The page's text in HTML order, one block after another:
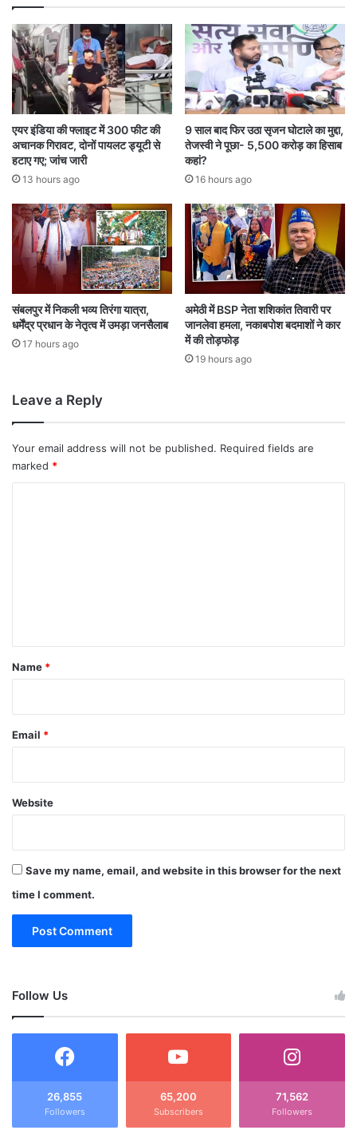
5
क्रू
में
ब
र
की
त
श
जा
री
र
2
’
का
ऐ
ला
न
,
रा
इ
ट
के
सा
थ
हु
आ
का
म
एयर इंडिया की फ्लाइट में 300 फीट की
अचानक गिरावट, दोनों पायलट ड्यूटी से
हटाए गए; जांच जारी
13 hours ago
9 साल बाद फिर उठा सृजन घोटाले का मुद्दा,
तेजस्वी ने पूछा- 5,500 करोड़ का हिसाब
कहां?
16 hours ago
संबलपुर में निकली भव्य तिरंगा यात्रा,
धर्मेंद्र प्रधान के नेतृत्व में उमड़ा जनसैलाब
17 hours ago
अमेठी में BSP नेता शशिकांत तिवारी पर
जानलेवा हमला, नकाबपोश बदमाशों ने कार
में की तोड़फोड़
19 hours ago
Leave a Reply
Your email address will not be published. Required fields are
marked *
*
Name *
Email *
Website
Save my name, email, and website in this browser for the next
time I comment.
Follow Us
26,855
Followers
65,200
Subscribers
71,562
Followers